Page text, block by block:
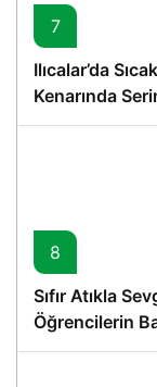
7
Ilıcalar’da
Kenarında
8
Sıfır Atıkla
Öğrencilerin
Proje